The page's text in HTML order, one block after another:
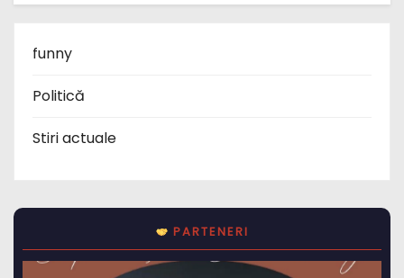
funny
Politică
Stiri actuale
PARTENERI